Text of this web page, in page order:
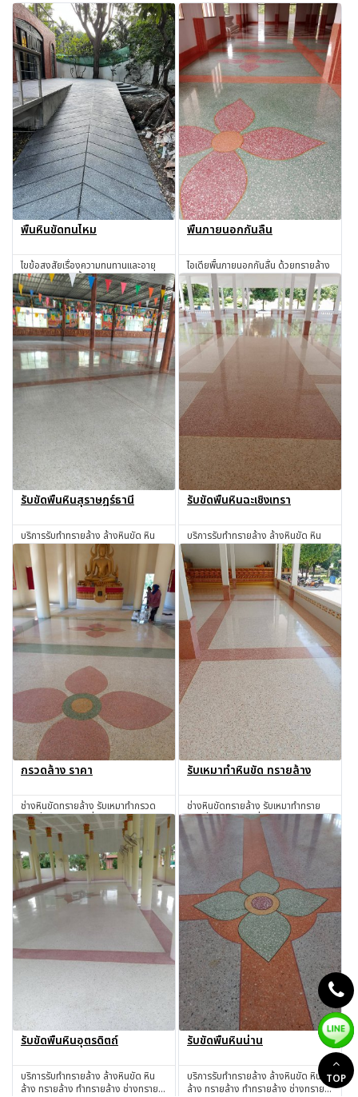
พื้นหินขัดทนไหม
ไขข้อสงสัยเรื่องความทนทานและอายุ
การใช้งานของพื้นหินขัด
สอบถาม
พื้นภายนอกกันลื่น
ไอเดียพื้นภายนอกกันลื่น ด้วยทรายล้าง
และกรวดล้าง
สอบถาม
รับขัดพื้นหินสุราษฎร์ธานี
บริการรับทำทรายล้าง ล้างหินขัด หิน
ล้าง ทรายล้าง ทำทรายล้าง ช่างทราย
ล้าง ช่างหินขัด รับทำหินขัด รับทำหิน
อ่อน รับเหมาทำทรายล้าง โดยช่างผู้มี
ประสบการณ์มากกว่า 30 ปี
สุราษฎร์ธานี
สอบถาม
รับขัดพื้นหินฉะเชิงเทรา
บริการรับทำทรายล้าง ล้างหินขัด หิน
ล้าง ทรายล้าง ทำทรายล้าง ช่างทราย
ล้าง ช่างหินขัด รับทำหินขัด รับทำหิน
อ่อน รับเหมาทำทรายล้าง โดยช่างผู้มี
ประสบการณ์มากกว่า 30 ปี ฉะเชิงเทรา
สอบถาม
กรวดล้าง ราคา
ช่างหินขัดทรายล้าง รับเหมาทำกรวด
ล้างทั่วไทย ในราคาที่ตกลงกันได้
สอบถาม
รับเหมาทำหินขัด ทรายล้าง
ช่างหินขัดทรายล้าง รับเหมาทำทราย
ล้างทั่วไทย ในราคาที่ตกลงกันได้
สอบถาม
รับขัดพื้นหินอุตรดิตถ์
บริการรับทำทรายล้าง ล้างหินขัด หิน
ล้าง ทรายล้าง ทำทรายล้าง ช่างทราย
รับขัดพื้นหินน่าน
บริการรับทำทรายล้าง ล้างหินขัด หิน
ล้าง ทรายล้าง ทำทรายล้าง ช่างทราย
TOP